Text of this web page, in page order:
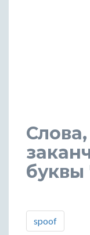
Слова,
spoof